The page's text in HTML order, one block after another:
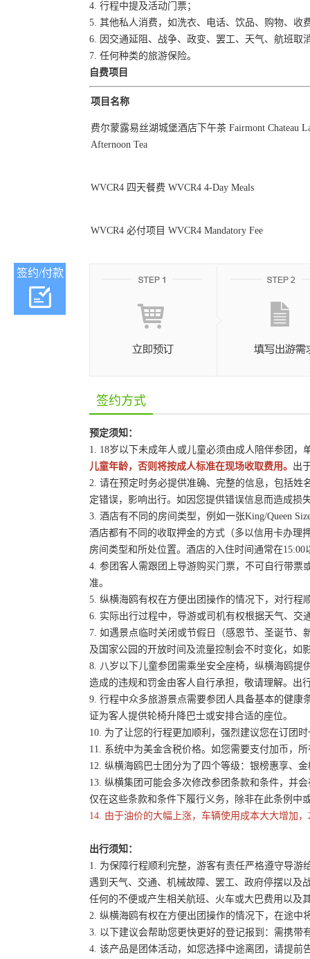
4. 行程中提及活动门票；
5. 其他私人消费，如洗衣、电话、饮品、购物、收
6. 因交通延阻、战争、政变、罢工、天气、航班取
7. 任何种类的旅游保险。
自费项目
项目名称
费尔蒙露易丝湖城堡酒店下午茶 Fairmont Chateau
Afternoon Tea
WVCR4 四天餐费 WVCR4 4-Day Meals
WVCR4 必付项目 WVCR4 Mandatory Fee
签约/付款
签约方式
预定须知：
1. 18岁以下未成年人或儿童必须由成人陪伴参团
儿童年龄，否则将按成人标准在现场收取费用。 出
2. 请在预定时务必提供准确、完整的信息，包括
定错误，影响出行。如因您提供错误信息而造成损
3. 酒店有不同的房间类型，例如一张King/Queen
酒店都有不同的收取押金的方式（多以信用卡办理
房间类型和所处位置。酒店的入住时间通常在15:00
4. 参团客人需跟团上导游购买门票，不可自行带票
准。
5. 纵横海鸥有权在方便出团操作的情况下，对行
6. 实际出行过程中，导游或司机有权根据天气、
7. 如遇景点临时关闭或节假日（感恩节、圣诞节
及国家公园的开放时间及流量控制会不时变化，如
8. 八岁以下儿童参团需乘坐安全座椅，纵横海鸥提
造成的违规和罚金由客人自行承担，敬请理解。出
9. 行程中众多旅游景点需要参团人具备基本的健
证为客人提供轮椅升降巴士或安排合适的座位。
10. 为了让您的行程更加顺利，强烈建议您在订团
11. 系统中为美金含税价格。如您需要支付加币，
12. 纵横海鸥巴士团分为了四个等级：银榜惠享、
13. 纵横集团可能会多次修改参团条款和条件，并
仅在这些条款和条件下履行义务，除非在此条例中
14. 由于油价的大幅上涨，车辆使用成本大大增加
出行须知：
1. 为保障行程顺利完整，游客有责任严格遵守导
遇到天气、交通、机械故障、罢工、政府停摆以及
任何的不便或产生相关航班、火车或大巴费用以及
2. 纵横海鸥有权在方便出团操作的情况下，在途
3. 以下建议会帮助您更快更好的登记报到：需携
4. 该产品是团体活动，如您选择中途离团，请提